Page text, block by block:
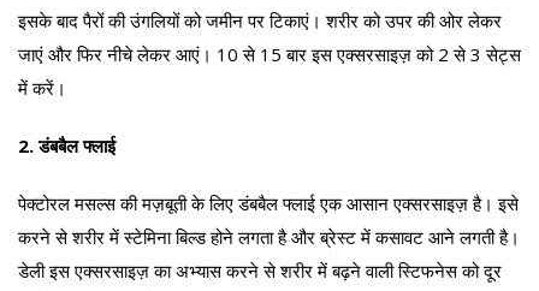
इसके बाद पैरों की उंगलियों को जमीन पर टिकाएं। शरीर को उपर की ओर लेकर
जाएं और फिर नीचे लेकर आएं। 10 से 15 बार इस एक्सरसाइज़ को 2 से 3 सेट्स
में करें।
2.डंबबैल फ्लाई
पेक्टोरल मसल्स की मज़बूती के लिए डंबबैल फ्लाई एक आसान एक्सरसाइज़ है। इसे
करने से शरीर में स्टेमिना बिल्ड होने लगता है और ब्रेस्ट में कसावट आने लगती है।
डेली इस एक्सरसाइज़ का अभ्यास करने से शरीर में बढ़ने वाली स्टिफनेस को दूर